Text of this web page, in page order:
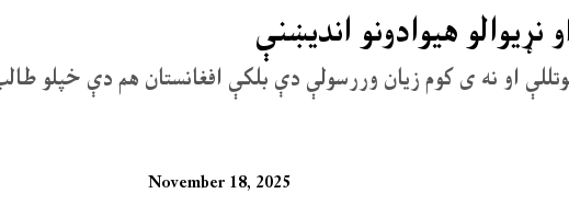
نړیوالو هیوادونو اندیښنې
او نه ی کوم زیان وررسولې دې بلکې افغانستان هم دې خپلو
November 18, 2025